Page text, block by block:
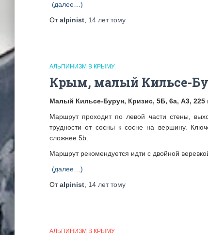
(далее…)
Отalpinist 14 леттому
АЛЬПИНИЗМ В КРЫМУ
Крым, малый Кильсе-
Малый Кильсе-Бурун, Кризис, 5Б, 6а, А3, 225
Маршрут проходит по левой части стены,
трудности от сосны к сосне на вершину.
сложнее 5b.
Маршрут рекомендуется идти с двойной
(далее…)
Отalpinist 14 леттому
АЛЬПИНИЗМ В КРЫМУ